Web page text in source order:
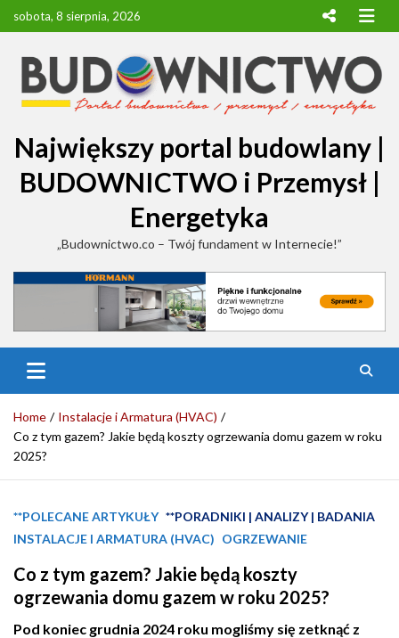
sobota, 8 sierpnia, 2026
Największy portal budowlany |
BUDOWNICTWO i Przemysł |
Energetyka
„Budownictwo.co – Twój fundament w Internecie!”
Home
Instalacje i Armatura (HVAC)
Co z tym gazem? Jakie będą koszty ogrzewania domu gazem w roku
2025?
**POLECANE ARTYKUŁY **PORADNIKI | ANALIZY | BADANIA
INSTALACJE I ARMATURA (HVAC) OGRZEWANIE
Co z tym gazem? Jakie będą koszty
ogrzewania domu gazem w roku 2025?
Pod koniec grudnia 2024 roku mogliśmy się zetknąć z